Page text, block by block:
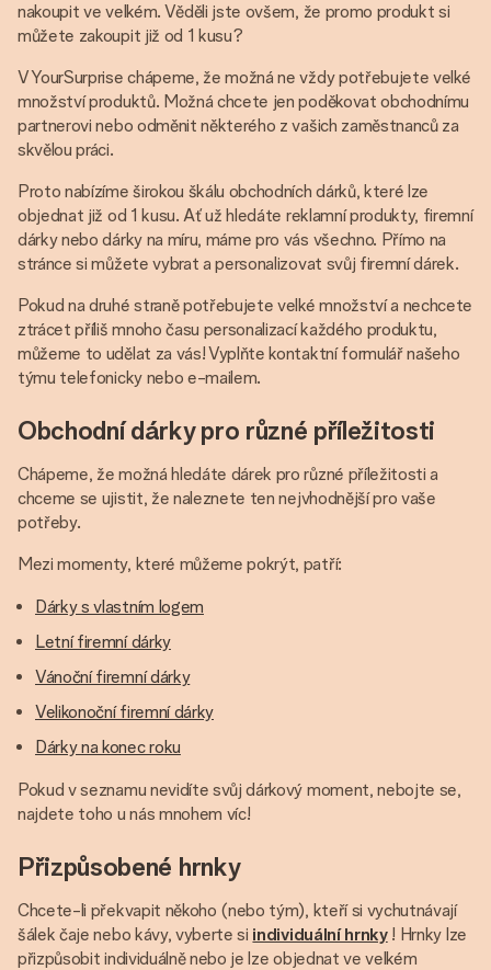
nakoupit ve velkém. Věděli jste ovšem, že promo produkt si
můžete zakoupit již od 1 kusu?
V YourSurprise chápeme, že možná ne vždy potřebujete velké
množství produktů. Možná chcete jen poděkovat obchodnímu
partnerovi nebo odměnit některého z vašich zaměstnanců za
skvělou práci.
Proto nabízíme širokou škálu obchodních dárků, které lze
objednat již od 1 kusu. Ať už hledáte reklamní produkty, firemní
dárky nebo dárky na míru, máme pro vás všechno. Přímo na
stránce si můžete vybrat a personalizovat svůj firemní dárek.
Pokud na druhé straně potřebujete velké množství a nechcete
ztrácet příliš mnoho času personalizací každého produktu,
můžeme to udělat za vás! Vyplňte kontaktní formulář našeho
týmu telefonicky nebo e-mailem.
Obchodní dárky pro různé příležitosti
Chápeme, že možná hledáte dárek pro různé příležitosti a
chceme se ujistit, že naleznete ten nejvhodnější pro vaše
potřeby.
Mezi momenty, které můžeme pokrýt, patří:
Dárky s vlastním logem
Letní firemní dárky
Vánoční firemní dárky
Velikonoční firemní dárky
Dárky na konec roku
Pokud v seznamu nevidíte svůj dárkový moment, nebojte se,
najdete toho u nás mnohem víc!
Přizpůsobené hrnky
Chcete-li překvapit někoho (nebo tým), kteří si vychutnávají
šálek čaje nebo kávy, vyberte si individuální hrnky! Hrnky lze
přizpůsobit individuálně nebo je lze objednat ve velkém